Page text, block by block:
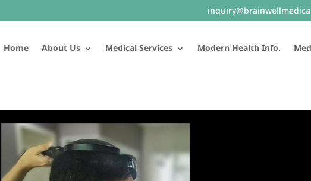
Home About Us Medical Services Modern Health Info.